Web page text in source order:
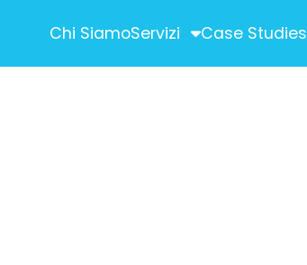
Chi SiamoServizi Case Studies